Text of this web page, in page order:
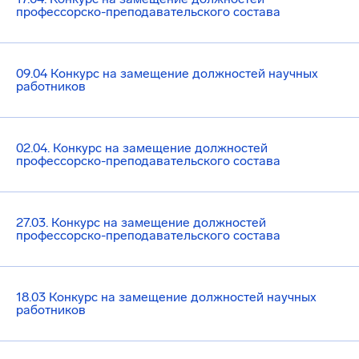
профессорско-преподавательского состава
09.04 Конкурс на замещение должностей научных
работников
02.04. Конкурс на замещение должностей
профессорско-преподавательского состава
27.03. Конкурс на замещение должностей
профессорско-преподавательского состава
18.03 Конкурс на замещение должностей научных
работников